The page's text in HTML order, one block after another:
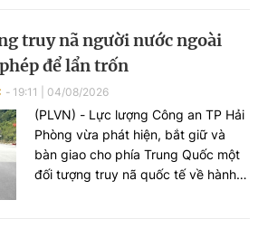
truy nã người nước ngoài
để lẩn trốn
19:11 04/08/2026
(PLVN) - Lực lượng Công an TP Hải
Phòng vừa phát hiện, bắt giữ và
bàn giao cho phía Trung Quốc một
đối tượng truy nã quốc tế về hành vi